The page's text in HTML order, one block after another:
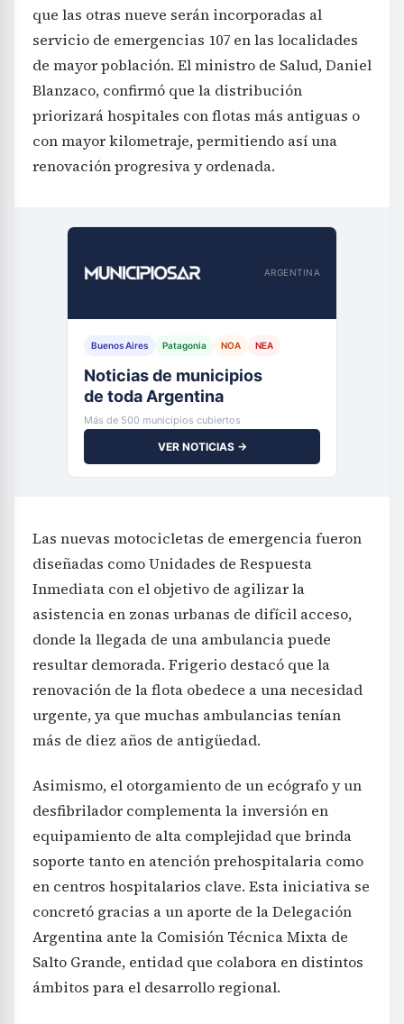
que las otras nueve serán incorporadas al
servicio de emergencias 107 en las localidades
de mayor población. El ministro de Salud, Daniel
Blanzaco, confirmó que la distribución
priorizará hospitales con flotas más antiguas o
con mayor kilometraje, permitiendo así una
renovación progresiva y ordenada.
ARGENTINA
Buenos Aires Patagonia NOA NEA
Noticias de municipios
de toda Argentina
Más de 500 municipios cubiertos
VER NOTICIAS →
Las nuevas motocicletas de emergencia fueron
diseñadas como Unidades de Respuesta
Inmediata con el objetivo de agilizar la
asistencia en zonas urbanas de difícil acceso,
donde la llegada de una ambulancia puede
resultar demorada. Frigerio destacó que la
renovación de la flota obedece a una necesidad
urgente, ya que muchas ambulancias tenían
más de diez años de antigüedad.
Asimismo, el otorgamiento de un ecógrafo y un
desfibrilador complementa la inversión en
equipamiento de alta complejidad que brinda
soporte tanto en atención prehospitalaria como
en centros hospitalarios clave. Esta iniciativa se
concretó gracias a un aporte de la Delegación
Argentina ante la Comisión Técnica Mixta de
Salto Grande, entidad que colabora en distintos
ámbitos para el desarrollo regional.